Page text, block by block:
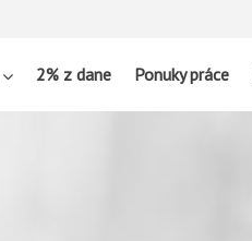
2% z dane Ponuky práce